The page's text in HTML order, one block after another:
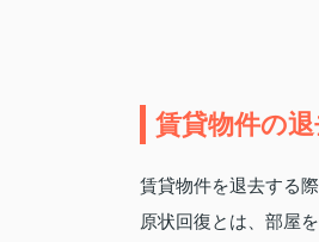
賃貸物件の
賃貸物件を退去する
原状回復とは、部屋